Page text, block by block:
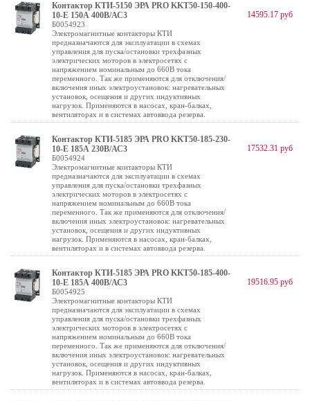
Контактор КТИ-5150 ЭРА PRO KKT50-150-400-
10-E 150А 400В/АС3
Б0054923
Электромагнитные контакторы КТИ
предназначаются для эксплуатации в схемах
управления для пуска/остановки трехфазных
электрических моторов в электросетях с
напряжением номинальным до 660В тока
переменного. Так же применяются для отключения/
включения иных электроустановок: нагревательных
установок, осещения и других индуктивных
нагрузок. Применяются в насосах, кран-балках,
вентиляторах и в системах автоввода резерва.
14595.17 руб
Контактор КТИ-5185 ЭРА PRO KKT50-185-230-
10-E 185А 230В/АС3
Б0054924
Электромагнитные контакторы КТИ
предназначаются для эксплуатации в схемах
управления для пуска/остановки трехфазных
электрических моторов в электросетях с
напряжением номинальным до 660В тока
переменного. Так же применяются для отключения/
включения иных электроустановок: нагревательных
установок, осещения и других индуктивных
нагрузок. Применяются в насосах, кран-балках,
вентиляторах и в системах автоввода резерва.
17532.31 руб
Контактор КТИ-5185 ЭРА PRO KKT50-185-400-
10-E 185А 400В/АС3
Б0054925
Электромагнитные контакторы КТИ
предназначаются для эксплуатации в схемах
управления для пуска/остановки трехфазных
электрических моторов в электросетях с
напряжением номинальным до 660В тока
переменного. Так же применяются для отключения/
включения иных электроустановок: нагревательных
установок, осещения и других индуктивных
нагрузок. Применяются в насосах, кран-балках,
вентиляторах и в системах автоввода резерва.
19516.95 руб